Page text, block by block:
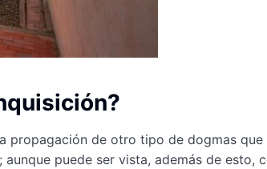
propagación de otro tipo de dogmas que
puede ser vista, además de esto,